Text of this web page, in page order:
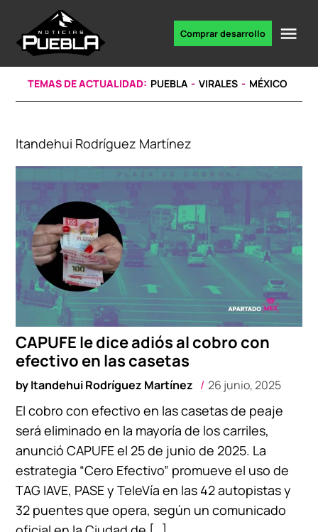
content
noticias
Comprar desarrollo
TEMAS DE ACTUALIDAD: PUEBLA VIRALES MÉXICO
Itandehui Rodríguez Martínez
CAPUFE le dice adiós al cobro con
efectivo en las casetas
byItandehui Rodríguez Martínez 26 junio, 2025
El cobro con efectivo en las casetas de peaje
será eliminado en la mayoría de los carriles,
anunció CAPUFE el 25 de junio de 2025. La
estrategia “Cero Efectivo” promueve el uso de
TAG IAVE, PASE y TeleVía en las 42 autopistas y
32 puentes que opera, según un comunicado